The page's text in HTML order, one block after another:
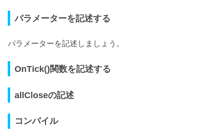
パラメーターを記述する
パラメーターを記述しましょう。
OnTick()関数を記述する
allCloseの記述
コンパイル